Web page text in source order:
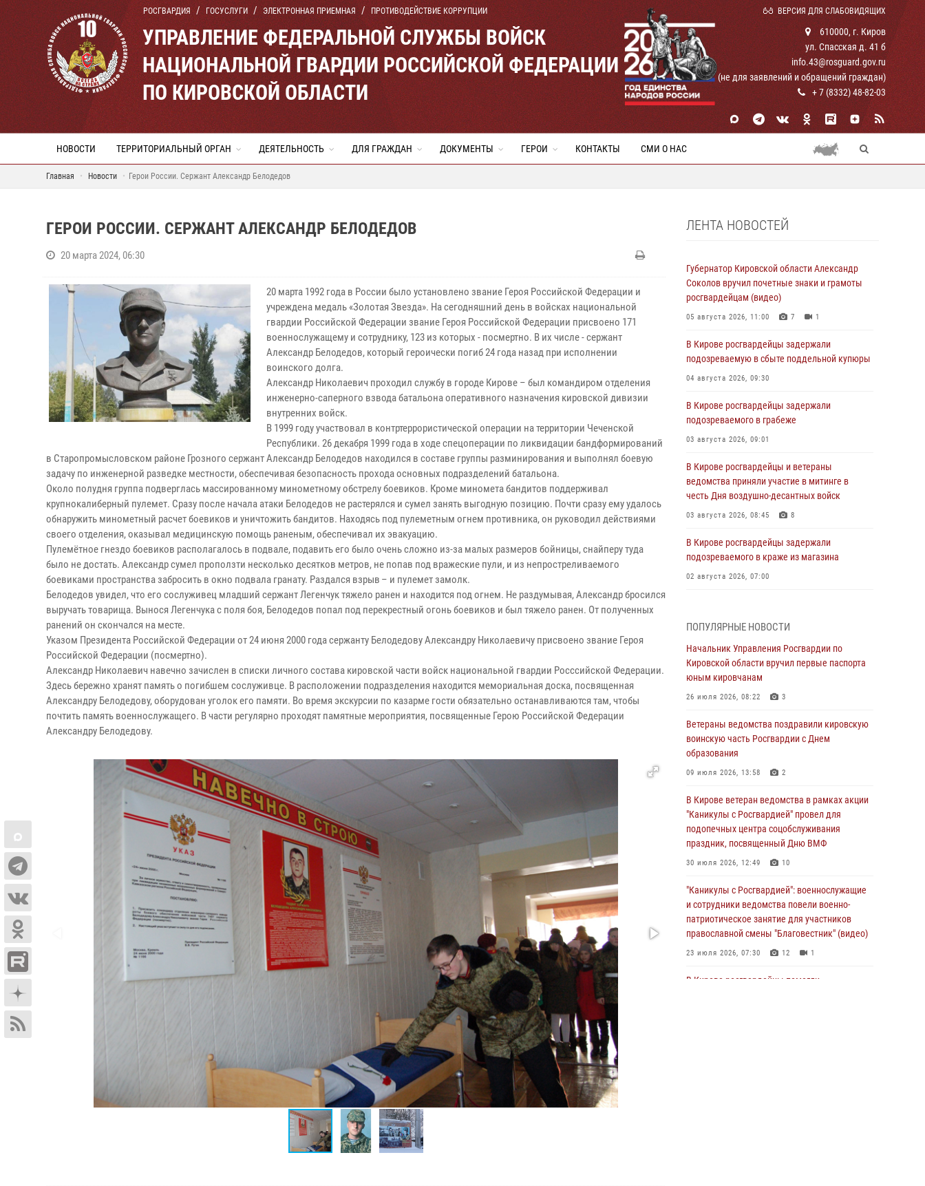
РОСГВАРДИЯ ГОСУСЛУГИ ЭЛЕКТРОННАЯ ПРИЕМНАЯ ПРОТИВОДЕЙСТВИЕ КОРРУПЦИИ ВЕРСИЯ ДЛЯ СЛАБОВИДЯЩИХ
УПРАВЛЕНИЕ ФЕДЕРАЛЬНОЙ СЛУЖБЫ ВОЙСК
НАЦИОНАЛЬНОЙ ГВАРДИИ РОССИЙСКОЙ ФЕДЕРАЦИИ
ПО КИРОВСКОЙ ОБЛАСТИ
610000, г. Киров
ул. Спасская д. 41 б
info.43@rosguard.gov.ru
(не для заявлений и обращений граждан)
+ 7 (8332) 48-82-03
НОВОСТИ ТЕРРИТОРИАЛЬНЫЙ ОРГАН ДЕЯТЕЛЬНОСТЬ ДЛЯ ГРАЖДАН ДОКУМЕНТЫ ГЕРОИ КОНТАКТЫ СМИ О НАС
Главная Новости Герои России. Сержант Александр Белодедов
ГЕРОИ РОССИИ. СЕРЖАНТ АЛЕКСАНДР БЕЛОДЕДОВ
20 марта 2024, 06:30
20 марта 1992 года в России было установлено звание Героя Российской Федерации и
учреждена медаль «Золотая Звезда». На сегодняшний день в войсках национальной
гвардии Российской Федерации звание Героя Российской Федерации присвоено 171
военнослужащему и сотруднику, 123 из которых - посмертно. В их числе - сержант
Александр Белодедов, который героически погиб 24 года назад при исполнении
воинского долга.
Александр Николаевич проходил службу в городе Кирове – был командиром отделения
инженерно-саперного взвода батальона оперативного назначения кировской дивизии
внутренних войск.
В 1999 году участвовал в контртеррористической операции на территории Чеченской
Республики. 26 декабря 1999 года в ходе спецоперации по ликвидации бандформирований
в Старопромысловском районе Грозного сержант Александр Белодедов находился в составе группы разминирования и выполнял боевую
задачу по инженерной разведке местности, обеспечивая безопасность прохода основных подразделений батальона.
Около полудня группа подверглась массированному минометному обстрелу боевиков. Кроме миномета бандитов поддерживал
крупнокалиберный пулемет. Сразу после начала атаки Белодедов не растерялся и сумел занять выгодную позицию. Почти сразу ему удалось
обнаружить минометный расчет боевиков и уничтожить бандитов. Находясь под пулеметным огнем противника, он руководил действиями
своего отделения, оказывал медицинскую помощь раненым, обеспечивал их эвакуацию.
Пулемётное гнездо боевиков располагалось в подвале, подавить его было очень сложно из-за малых размеров бойницы, снайперу туда
было не достать. Александр сумел проползти несколько десятков метров, не попав под вражеские пули, и из непростреливаемого
боевиками пространства забросить в окно подвала гранату. Раздался взрыв – и пулемет замолк.
Белодедов увидел, что его сослуживец младший сержант Легенчук тяжело ранен и находится под огнем. Не раздумывая, Александр бросился
выручать товарища. Вынося Легенчука с поля боя, Белодедов попал под перекрестный огонь боевиков и был тяжело ранен. От полученных
ранений он скончался на месте.
Указом Президента Российской Федерации от 24 июня 2000 года сержанту Белодедову Александру Николаевичу присвоено звание Героя
Российской Федерации (посмертно).
Александр Николаевич навечно зачислен в списки личного состава кировской части войск национальной гвардии Росссийской Федерации.
Здесь бережно хранят память о погибшем сослуживце. В расположении подразделения находится мемориальная доска, посвященная
Александру Белодедову, оборудован уголок его памяти. Во время экскурсии по казарме гости обязательно останавливаются там, чтобы
почтить память военнослужащего. В части регулярно проходят памятные мероприятия, посвященные Герою Российской Федерации
Александру Белодедову.
ЛЕНТА НОВОСТЕЙ
Губернатор Кировской области Александр
Соколов вручил почетные знаки и грамоты
росгвардейцам (видео)
05 августа 2026, 11:00 7 1
В Кирове росгвардейцы задержали
подозреваемую в сбыте поддельной купюры
04 августа 2026, 09:30
В Кирове росгвардейцы задержали
подозреваемого в грабеже
03 августа 2026, 09:01
В Кирове росгвардейцы и ветераны
ведомства приняли участие в митинге в
честь Дня воздушно-десантных войск
03 августа 2026, 08:45 8
В Кирове росгвардейцы задержали
подозреваемого в краже из магазина
02 августа 2026, 07:00
Федерации
01 августа 2026, 09:39
В Росгвардии вспоминают российских
воинов, погибших в Первой мировой войне
01 августа 2026, 09:38
В Кирове офицер Росгвардии стал
победителем открытого шахматного турнира
Директор Росгвардии Герой России генерал
армии Виктор Золотов поздравил
специалистов подразделений тыла с
профессиональным праздником
В Кирове росгвардейцы задержали в кафе и
сауне подозреваемых в хулиганстве
31 июля 2026, 06:57
ПОПУЛЯРНЫЕ НОВОСТИ
Начальник Управления Росгвардии по
Кировской области вручил первые паспорта
юным кировчанам
26 июля 2026, 08:22 3
Ветераны ведомства поздравили кировскую
воинскую часть Росгвардии с Днем
образования
09 июля 2026, 13:58 2
В Кирове ветеран ведомства в рамках акции
"Каникулы с Росгвардией" провел для
подопечных центра соцобслуживания
праздник, посвященный Дню ВМФ
30 июля 2026, 12:49 10
"Каникулы с Росгвардией": военнослужащие
и сотрудники ведомства повели военно-
патриотическое занятие для участников
православной смены "Благовестник" (видео)
23 июля 2026, 07:30 12 1
В Кирове росгвардейцы помогли